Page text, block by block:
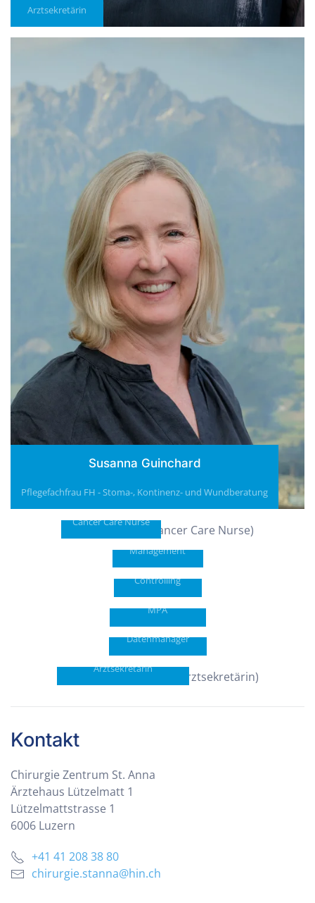
Arztsekretärin
Susanna Guinchard
Pflegefachfrau FH - Stoma-, Kontinenz- und Wundberatung
Sara Heiniger
Cancer Care Nurse
Barbara
Huber
Praxis
Management
Regula
Hüsser
Controlling
Carmen
Sarabia
MPA
Malosha
Maywili
Datenmanager
Ramona Wegmüller
Arztsekretärin
Kontakt
Chirurgie Zentrum St. Anna
Ärztehaus Lützelmatt 1
Lützelmattstrasse 1
6006 Luzern
+41 41 208 38 80
chirurgie.stanna@hin.ch